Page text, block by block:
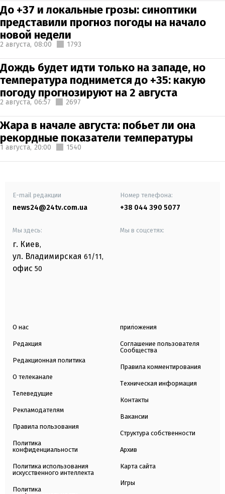
До +37 и локальные грозы: синоптики
представили прогноз погоды на начало
новой недели
2 августа, 08:00 1793
Дождь будет идти только на западе, но
температура поднимется до +35: какую
погоду прогнозируют на 2 августа
2 августа, 06:57 2697
Жара в начале августа: побьет ли она
рекордные показатели температуры
1 августа, 20:00 1540
E-mail редакции
news24@24tv.com.ua
Номер телефона:
+38 044 390 5077
Мы здесь:
г. Киев,
ул. Владимирская 61/11,
офис 50
Мы в соцсетях:
О нас
Редакция
Редакционная политика
О телеканале
Телеведущие
Рекламодателям
Правила пользования
Политика
конфиденциальности
Политика использования
искусственного интеллекта
Политика
приложения
Соглашение пользователя
Сообщества
Правила комментирования
Техническая информация
Контакты
Вакансии
Структура собственности
Архив
Карта сайта
Игры